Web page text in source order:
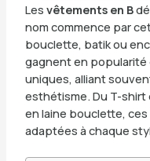
Les vêtements en B
nom commence par
bouclette, batik ou
gagnent en popularité
uniques, alliant
esthétisme. Du T-shirt
en laine bouclette,
adaptées à chaque